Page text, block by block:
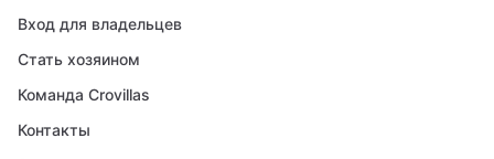
Вход для владельцев
Стать хозяином
Команда Crovillas
Контакты